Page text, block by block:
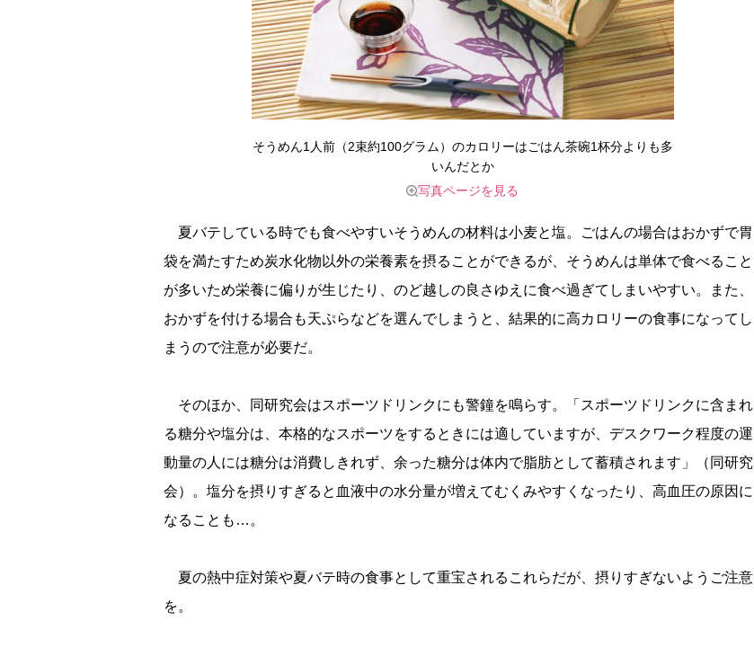
そうめん1人前（2束約100グラム）のカロリーはごはん茶碗1杯分よりも多
いんだとか
写真ページを見る
夏バテしている時でも食べやすいそうめんの材料は小麦と塩。ごはんの場合はおかずで胃
袋を満たすため炭水化物以外の栄養素を摂ることができるが、そうめんは単体で食べること
が多いため栄養に偏りが生じたり、のど越しの良さゆえに食べ過ぎてしまいやすい。また、
おかずを付ける場合も天ぷらなどを選んでしまうと、結果的に高カロリーの食事になってし
まうので注意が必要だ。
そのほか、同研究会はスポーツドリンクにも警鐘を鳴らす。「スポーツドリンクに含まれ
る糖分や塩分は、本格的なスポーツをするときには適していますが、デスクワーク程度の運
動量の人には糖分は消費しきれず、余った糖分は体内で脂肪として蓄積されます」（同研究
会）。塩分を摂りすぎると血液中の水分量が増えてむくみやすくなったり、高血圧の原因に
なることも…。
夏の熱中症対策や夏バテ時の食事として重宝されるこれらだが、摂りすぎないようご注意
を。